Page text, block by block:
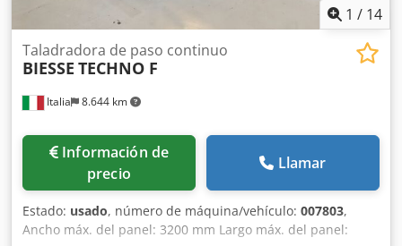
1 / 14
Italia 8.644 km
Taladradora de paso continuo
BIESSE TECHNO F
Información de
precio
Llamar
Estado: usado, número de máquina/vehículo: 007803,
Ancho máx. del panel: 3200 mm Largo máx. del panel: